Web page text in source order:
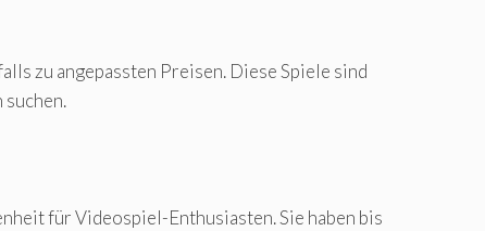
zu angepassten Preisen. Diese Spiele sind
für Videospiel-Enthusiasten. Sie haben bis